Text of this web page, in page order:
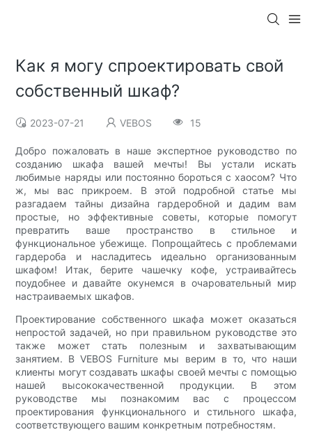
Как я могу спроектировать свой
собственный шкаф?
2023-07-21 VEBOS 15
Добро пожаловать в наше экспертное руководство по
созданию шкафа вашей мечты! Вы устали искать
любимые наряды или постоянно бороться с хаосом? Что
ж, мы вас прикроем. В этой подробной статье мы
разгадаем тайны дизайна гардеробной и дадим вам
простые, но эффективные советы, которые помогут
превратить ваше пространство в стильное и
функциональное убежище. Попрощайтесь с проблемами
гардероба и насладитесь идеально организованным
шкафом! Итак, берите чашечку кофе, устраивайтесь
поудобнее и давайте окунемся в очаровательный мир
настраиваемых шкафов.
Проектирование собственного шкафа может оказаться
непростой задачей, но при правильном руководстве это
также может стать полезным и захватывающим
занятием. В VEBOS Furniture мы верим в то, что наши
клиенты могут создавать шкафы своей мечты с помощью
нашей высококачественной продукции. В этом
руководстве мы познакомим вас с процессом
проектирования функционального и стильного шкафа,
соответствующего вашим конкретным потребностям.